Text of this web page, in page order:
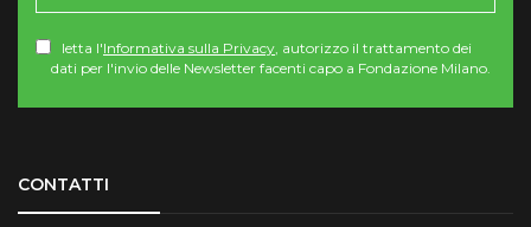
letta l'Informativa sulla Privacy , autorizzo il trattamento dei
dati per l'invio delle Newsletter facenti capo a Fondazione Milano.
CONTATTI